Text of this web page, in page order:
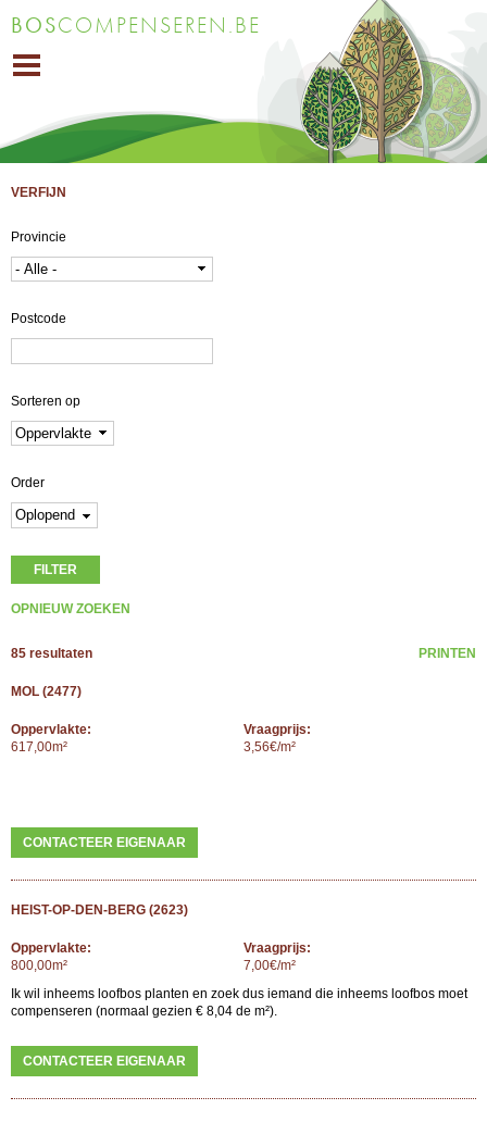
en naar
BOSCOMPENSEREN.BE
VERFIJN
Provincie
Postcode
Sorteren op
Order
85 resultaten PRINTEN
MOL (2477)
Oppervlakte:
617,00m²
Vraagprijs:
3,56€/m²
CONTACTEER EIGENAAR
HEIST-OP-DEN-BERG (2623)
Oppervlakte:
800,00m²
Vraagprijs:
7,00€/m²
Ik wil inheems loofbos planten en zoek dus iemand die inheems loofbos moet
compenseren (normaal gezien € 8,04 de m²).
CONTACTEER EIGENAAR